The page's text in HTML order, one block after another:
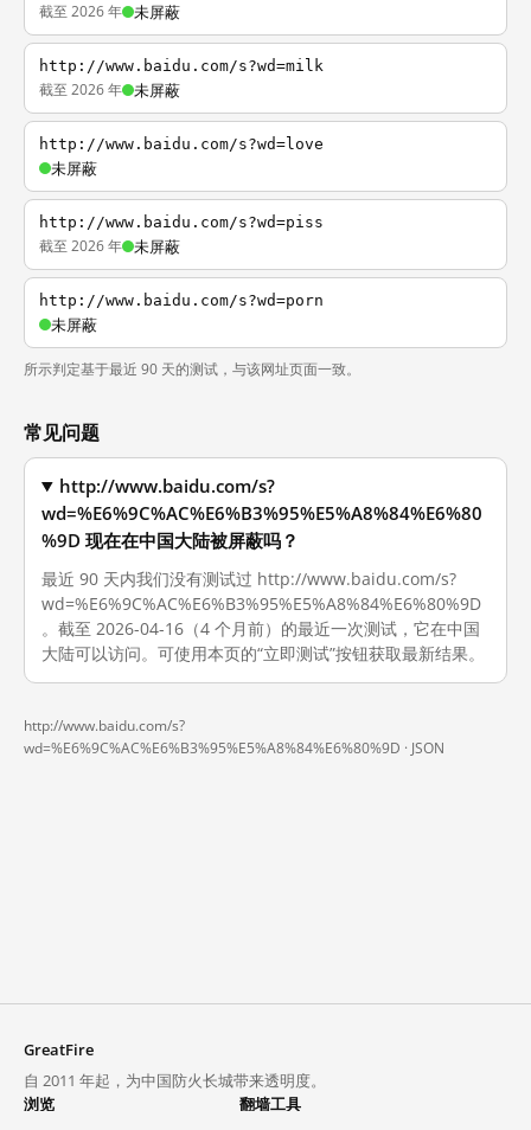
截至 2026 年 未屏蔽
http://www.baidu.com/s?wd=milk
截至 2026 年 未屏蔽
http://www.baidu.com/s?wd=love
未屏蔽
http://www.baidu.com/s?wd=piss
截至 2026 年 未屏蔽
http://www.baidu.com/s?wd=porn
未屏蔽
所示判定基于最近 90 天的测试，与该网址页面一致。
常见问题
http://www.baidu.com/s?
wd=%E6%9C%AC%E6%B3%95%E5%A8%84%E6%80
%9D 现在在中国大陆被屏蔽吗？
最近 90 天内我们没有测试过 http://www.baidu.com/s?
wd=%E6%9C%AC%E6%B3%95%E5%A8%84%E6%80%9D
。截至 2026-04-16（4 个月前）的最近一次测试，它在中国
大陆可以访问。可使用本页的“立即测试”按钮获取最新结果。
http://www.baidu.com/s?
wd=%E6%9C%AC%E6%B3%95%E5%A8%84%E6%80%9D · JSON
GreatFire
自 2011 年起，为中国防火长城带来透明度。
浏览
翻墙工具